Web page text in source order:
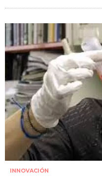
INNOVACIÓN